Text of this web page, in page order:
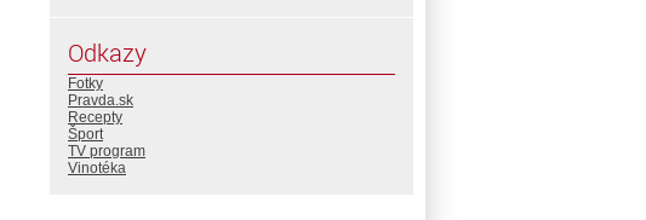
Odkazy
Fotky
Pravda.sk
Recepty
Šport
TV program
Vinotéka